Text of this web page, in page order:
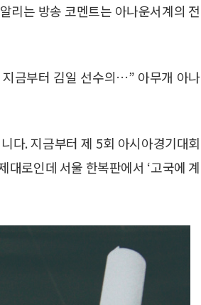
리는 방송 코멘트는 아나운서계의 전
금부터 김일 선수의…” 아무개 아나
다. 지금부터 제 5회 아시아경기대회
대로인데 서울 한복판에서 ‘고국에 계